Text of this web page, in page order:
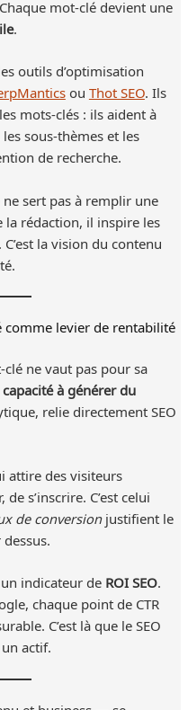
mot-clé devient une
.
outils d’optimisation
ouThot SEO. Ils
mots-clés : ils aident à
sous-thèmes et les
de recherche.
sert pas à remplir une
rédaction, il inspire les
la vision du contenu
comme levier de rentabilité
ne vaut pas pour sa
capacité à générer du
relie directement SEO
attire des visiteurs
s’inscrire. C’est celui
de conversionjustifient le
indicateur deROI SEO.
chaque point de CTR
C’est là que le SEO
actif.